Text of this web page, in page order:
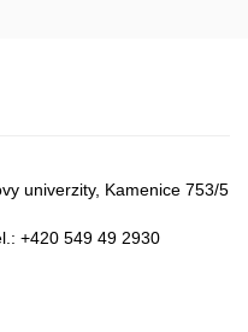
univerzity, Kamenice 753/5​
+420 549 49 2930